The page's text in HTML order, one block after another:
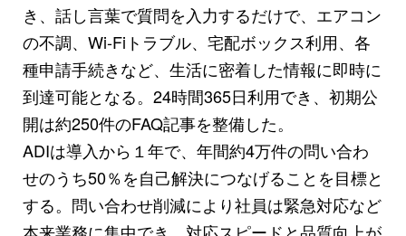
き、話し言葉で質問を入力するだけで、エアコン
の不調、Wi-Fiトラブル、宅配ボックス利用、各
種申請手続きなど、生活に密着した情報に即時に
到達可能となる。24時間365日利用でき、初期公
開は約250件のFAQ記事を整備した。
ADIは導入から１年で、年間約4万件の問い合わ
せのうち50％を自己解決につなげることを目標と
する。問い合わせ削減により社員は緊急対応など
本来業務に集中でき、対応スピードと品質向上が